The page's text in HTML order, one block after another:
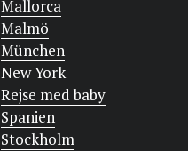
Mallorca
Malmö
München
New York
Rejse med baby
Spanien
Stockholm